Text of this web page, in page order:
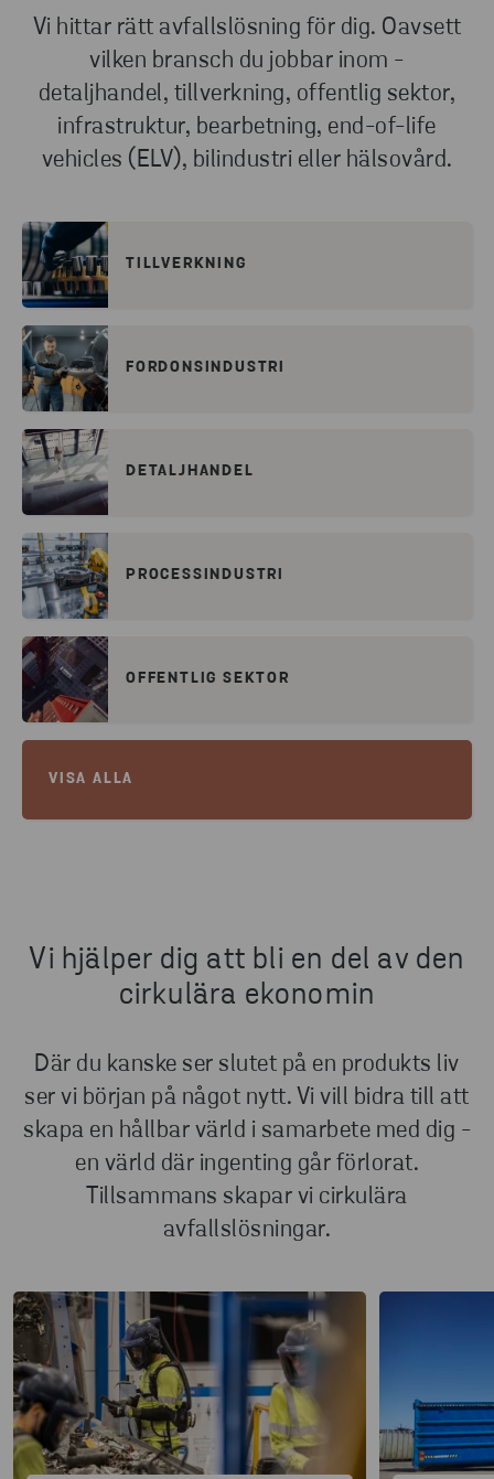
Vi hittar rätt avfallslösning för dig. Oavsett
vilken bransch du jobbar inom -
detaljhandel, tillverkning, offentlig sektor,
infrastruktur, bearbetning, end-of-life
vehicles (ELV), bilindustri eller hälsovård.
TILLVERKNING
FORDONSINDUSTRI
DETALJHANDEL
PROCESSINDUSTRI
OFFENTLIG SEKTOR
VISA ALLA
Vi hjälper dig att bli en del av den
cirkulära ekonomin
Där du kanske ser slutet på en produkts liv
ser vi början på något nytt. Vi vill bidra till att
skapa en hållbar värld i samarbete med dig -
en värld där ingenting går förlorat.
Tillsammans skapar vi cirkulära
avfallslösningar.